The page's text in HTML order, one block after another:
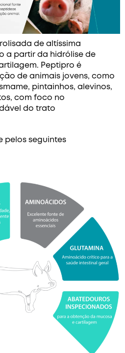
de altíssima
a partir da hidrólise de
Peptipro é
de animais jovens, como
pintainhos, alevinos,
com foco no
do trato
pelos seguintes